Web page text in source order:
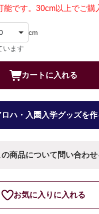
能です。30cm以上でご購
cm
います
カートに入れる
ロハ・入園入学グッズを作
の商品について問い合わせ
お気に入りに入れる